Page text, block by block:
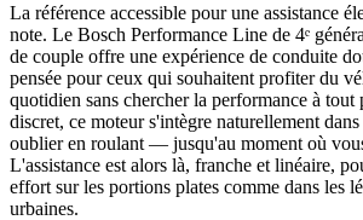
La référence accessible pour une assistance
note. Le Bosch Performance Line de 4ᵉ
de couple offre une expérience de conduite
pensée pour ceux qui souhaitent profiter du
quotidien sans chercher la performance à
discret, ce moteur s'intègre naturellement
oublier en roulant — jusqu'au moment où
L'assistance est alors là, franche et linéaire,
effort sur les portions plates comme dans les
urbaines.